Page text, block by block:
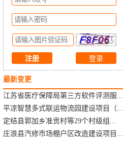
注册
最新变更
江苏省医疗保障局第三方软件评测服...
平凉智慧多式联运物流园建设项目（...
定结县郭加乡准贡村等29个村级组...
庄浪县汽修市场棚户区改造建设项目...